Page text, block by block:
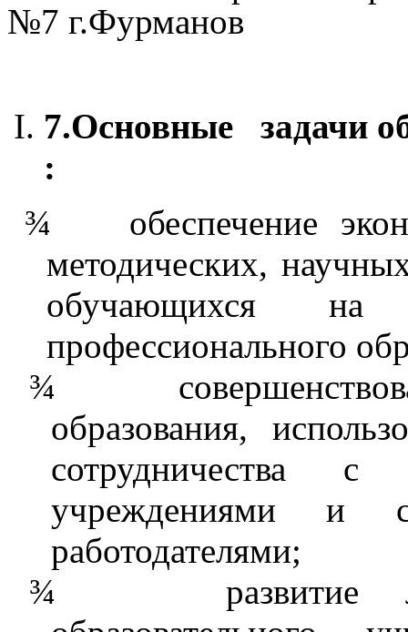
№7 г.Фурманов
7.Основные задачи
:
¾
обеспечение
методических,
обучающихся на
профессионального
¾
образования,
сотрудничества с
учреждениями и
работодателями;
¾
развитие